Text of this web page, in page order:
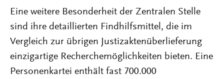
Eine weitere Besonderheit der Zentralen Stelle
sind ihre detaillierten Findhilfsmittel, die im
Vergleich zur übrigen Justizaktenüberlieferung
einzigartige Recherchemöglichkeiten bieten. Eine
Personenkartei enthält fast 700.000